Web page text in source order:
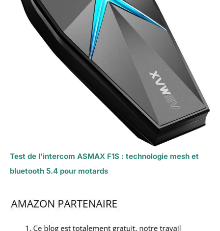
Test de l’intercom ASMAX F1S : technologie mesh et
bluetooth 5.4 pour motards